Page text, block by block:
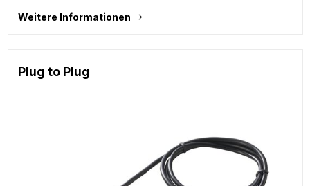
Weitere Informationen
Plug to Plug